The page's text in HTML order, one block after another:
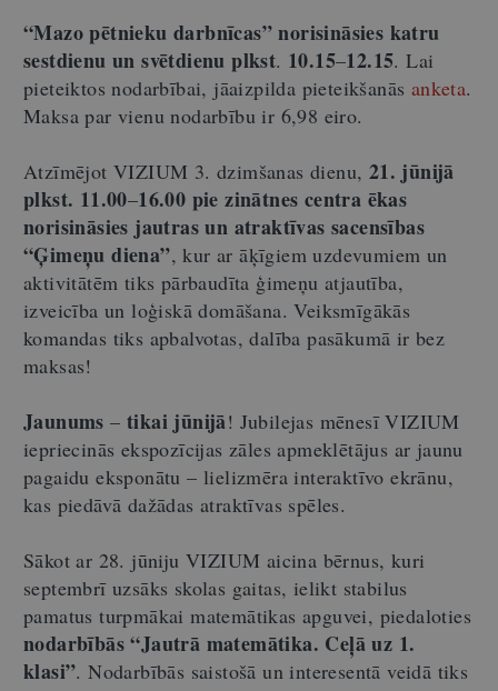
“Mazo pētnieku darbnīcas” norisināsies katru
sestdienu un svētdienu plkst. 10.15–12.15. Lai
pieteiktos nodarbībai, jāaizpilda pieteikšanās anketa.
Maksa par vienu nodarbību ir 6,98 eiro.
Atzīmējot VIZIUM 3. dzimšanas dienu, 21. jūnijā
plkst. 11.00–16.00 pie zinātnes centra ēkas
norisināsies jautras un atraktīvas sacensības
“Ģimeņu diena”, kur ar āķīgiem uzdevumiem un
aktivitātēm tiks pārbaudīta ģimeņu atjautība,
izveicība un loģiskā domāšana. Veiksmīgākās
komandas tiks apbalvotas, dalība pasākumā ir bez
maksas!
Jaunums– tikai jūnijā! Jubilejas mēnesī VIZIUM
iepriecinās ekspozīcijas zāles apmeklētājus ar jaunu
pagaidu eksponātu – lielizmēra interaktīvo ekrānu,
kas piedāvā dažādas atraktīvas spēles.
Sākot ar 28. jūniju VIZIUM aicina bērnus, kuri
septembrī uzsāks skolas gaitas, ielikt stabilus
pamatus turpmākai matemātikas apguvei, piedaloties
nodarbībās “Jautrā matemātika. Ceļā uz 1.
klasi”. Nodarbībās saistošā un interesentā veidā tiks